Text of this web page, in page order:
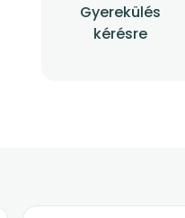
Gyerekülés
kérésre